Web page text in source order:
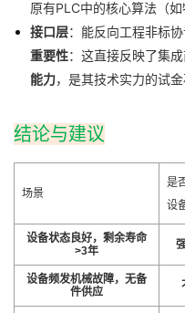
原有PLC中的核心算法（
接口层：能反向工程非标
重要性：这直接反映了集
能力，是其技术实力的试金
结论与建议
场景
是
设
设备状态良好，剩余寿命
>3年
设备频发机械故障，无备
件供应